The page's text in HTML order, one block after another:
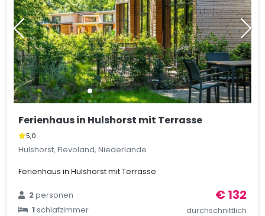
Ferienhaus in Hulshorst mit Terrasse
5,0
Hulshorst, Flevoland, Niederlande
Ferienhaus in Hulshorst mit Terrasse
2personen
1schlafzimmer
€ 132
durchschnittlich